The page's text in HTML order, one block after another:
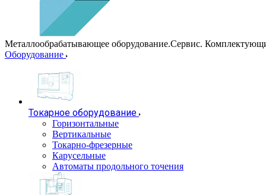
Металлообрабатывающее оборудование.Сервис.
Оборудование
Токарное оборудование
Горизонтальные
Вертикальные
Токарно-фрезерные
Карусельные
Автоматы продольного точения